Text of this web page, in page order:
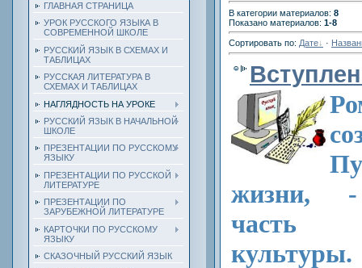
ГЛАВНАЯ СТРАНИЦА
УРОК РУССКОГО ЯЗЫКА В
СОВРЕМЕННОЙ ШКОЛЕ
РУССКИЙ ЯЗЫК В СХЕМАХ И
ТАБЛИЦАХ
РУССКАЯ ЛИТЕРАТУРА В
СХЕМАХ И ТАБЛИЦАХ
НАГЛЯДНОСТЬ НА УРОКЕ
РУССКИЙ ЯЗЫК В НАЧАЛЬНОЙ
ШКОЛЕ
ПРЕЗЕНТАЦИИ ПО РУССКОМУ
ЯЗЫКУ
ПРЕЗЕНТАЦИИ ПО РУССКОЙ
ЛИТЕРАТУРЕ
ПРЕЗЕНТАЦИИ ПО
ЗАРУБЕЖНОЙ ЛИТЕРАТУРЕ
КАРТОЧКИ ПО РУССКОМУ
ЯЗЫКУ
СКАЗОЧНЫЙ РУССКИЙ ЯЗЫК
В категории материалов: 8
Показано материалов: 1-8
Сортировать по: Дате ·
жизни, ‑
часть